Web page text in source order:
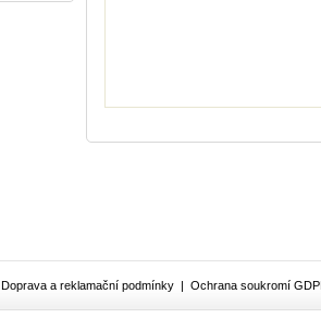
Doprava a reklamační podmínky | Ochrana soukromí